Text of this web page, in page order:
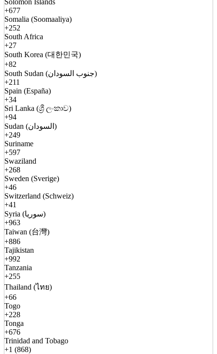
Solomon Islands
+677
Somalia (Soomaaliya)
+252
South Africa
+27
South Korea (대한민국)
+82
South Sudan (جنوب السودان)
+211
Spain (España)
+34
Sri Lanka (ශ්‍රී ලංකාව)
+94
Sudan (السودان)
+249
Suriname
+597
Swaziland
+268
Sweden (Sverige)
+46
Switzerland (Schweiz)
+41
Syria (سوريا)
+963
Taiwan (台灣)
+886
Tajikistan
+992
Tanzania
+255
Thailand (ไทย)
+66
Togo
+228
Tonga
+676
Trinidad and Tobago
+1 (868)